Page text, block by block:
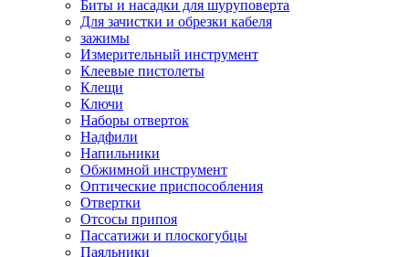
Биты и насадки для шуруповерта
Для зачистки и обрезки кабеля
зажимы
Измерительный инструмент
Клеевые пистолеты
Клещи
Ключи
Наборы отверток
Надфили
Напильники
Обжимной инструмент
Оптические приспособления
Отвертки
Отсосы припоя
Пассатижи и плоскогубцы
Паяльники